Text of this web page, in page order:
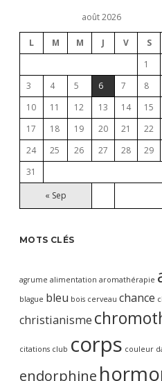
août 2026
L M M J V S
« Sep
1
3
4 5 6 7 8
10
11 12 13 14 15
17
18 19 20 21 22
24
25 26 27 28 29
31
MOTS CLÉS
agrume alimentation aromathérapie
blague bleu bois cerveau chance
christianisme
citations club corps couleur
endorphine